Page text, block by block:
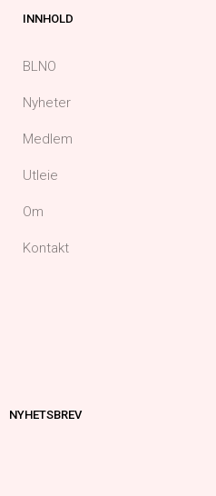
INNHOLD
BLNO
Nyheter
Medlem
Utleie
Om
Kontakt
NYHETSBREV